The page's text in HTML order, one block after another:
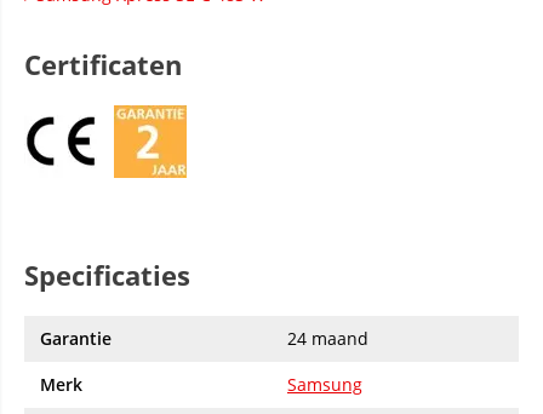
Certificaten
Specificaties
Garantie
24 maand
Merk
Samsung